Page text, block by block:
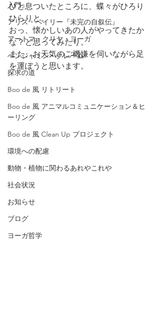
入門』
アリス・ベイリー『未完の自叙伝』
アートマ・クリヤ・ヨーガ
ベンジャミン・クレーム
探求の道
Boo de 風 リトリート
Boo de 風 アニマルコミュニケーション＆ヒ
ーリング
Boo de 風 Clean Up プロジェクト
環境への配慮
動物・植物に関わるあれやこれや
社会状況
お知らせ
ブログ
ヨーガ哲学
ひと息ついたところに、蝶々がひろり
ひらりと。
おっ、懐かしいあの人がやってきたか
な？と思ってみたり。
また、お天気のご機嫌を伺いながら足
を運ぼうと思います。